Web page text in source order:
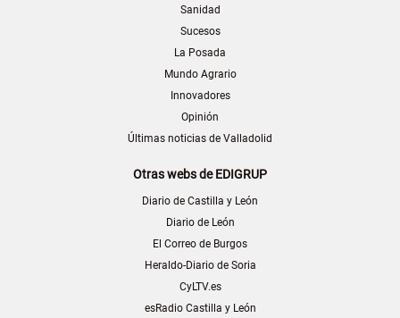
Sanidad
Sucesos
La Posada
Mundo Agrario
Innovadores
Opinión
Últimas noticias de Valladolid
Otras webs de EDIGRUP
Diario de Castilla y León
Diario de León
El Correo de Burgos
Heraldo-Diario de Soria
CyLTV.es
esRadio Castilla y León